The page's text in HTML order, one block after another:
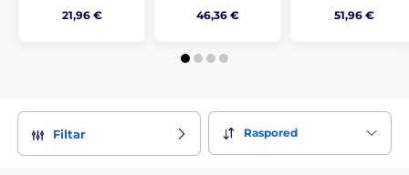
21,96 €
46,36 €
51,96 €
Filtar Raspored